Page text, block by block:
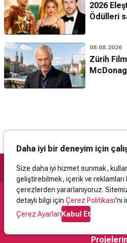
2026
Ödülleri
08.08.2026
Zürih
Daha iyi bir deneyim için
Size daha iyi hizmet sunmak,
geliştirebilmek, içerik ve
çerezlerden yararlanıyoruz.
detaylı bilgi için Çerez Politikası'nı
Çerez AyarlarıKabul Et
Destek
İletişimYardımKullanıcı